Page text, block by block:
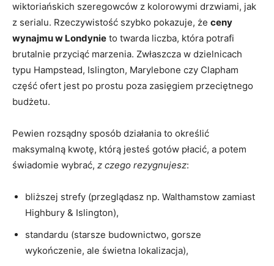
wiktoriańskich szeregowców z kolorowymi drzwiami, jak
z serialu. Rzeczywistość szybko pokazuje, że ceny
wynajmu w Londynie to twarda liczba, która potrafi
brutalnie przyciąć marzenia. Zwłaszcza w dzielnicach
typu Hampstead, Islington, Marylebone czy Clapham
część ofert jest po prostu poza zasięgiem przeciętnego
budżetu.
Pewien rozsądny sposób działania to określić
maksymalną kwotę, którą jesteś gotów płacić, a potem
świadomie wybrać, z czego rezygnujesz:
bliższej strefy (przeglądasz np. Walthamstow zamiast
Highbury & Islington),
standardu (starsze budownictwo, gorsze
wykończenie, ale świetna lokalizacja),